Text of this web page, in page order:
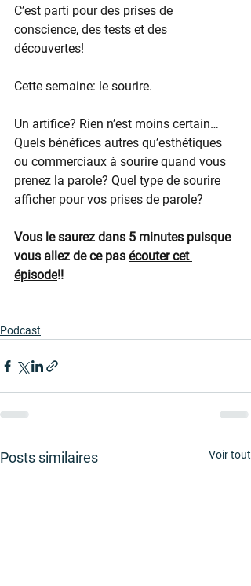
C’est parti pour des prises de
conscience, des tests et des
découvertes!
Cette semaine: le sourire.
Un artifice? Rien n’est moins certain…
Quels bénéfices autres qu’esthétiques
ou commerciaux à sourire quand vous
prenez la parole? Quel type de sourire
afficher pour vos prises de parole?
Vous le saurez dans 5 minutes puisque
vous allez de ce pas écouter cet
épisode!!
Podcast
Posts similaires Voir tout